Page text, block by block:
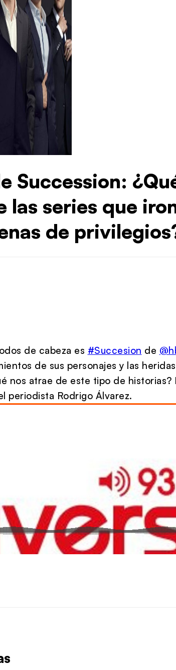
Succession:
las series que
de
de cabeza es #Succesion de
de sus personajes y las
nos atrae de este tipo de historias?
periodista Rodrigo Álvarez.